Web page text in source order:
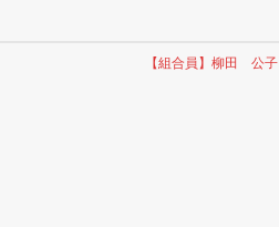
【組合員】柳田 公子